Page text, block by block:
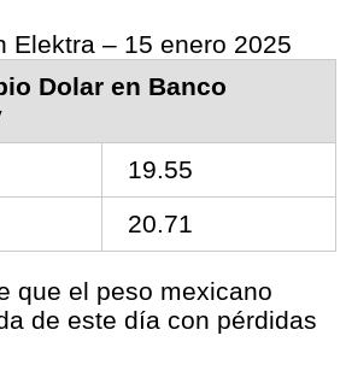
Elektra – 15 enero 2025
Dolar en Banco
19.55
20.71
que el peso mexicano
de este día con pérdidas